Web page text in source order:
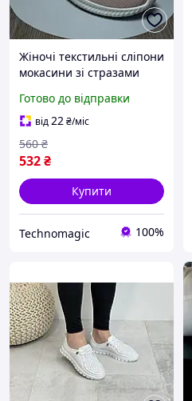
Жіночі текстильні сліпони
мокасини зі стразами
24 см Сток в ідеалі
Готово до відправки
від22₴/міс
532₴
560 ₴
Купити
Technomagic 100%